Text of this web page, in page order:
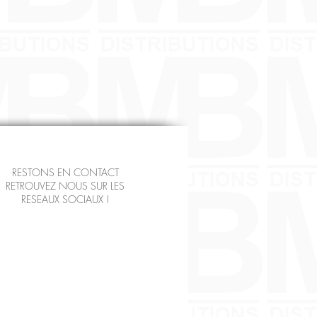
RESTONS EN CONTACT
RETROUVEZ NOUS SUR LES
RESEAUX SOCIAUX !